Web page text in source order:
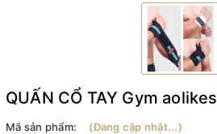
QUẤN CỔ TAY Gym aolikes
Mã sản phẩm:
(Đang cập nhật...)